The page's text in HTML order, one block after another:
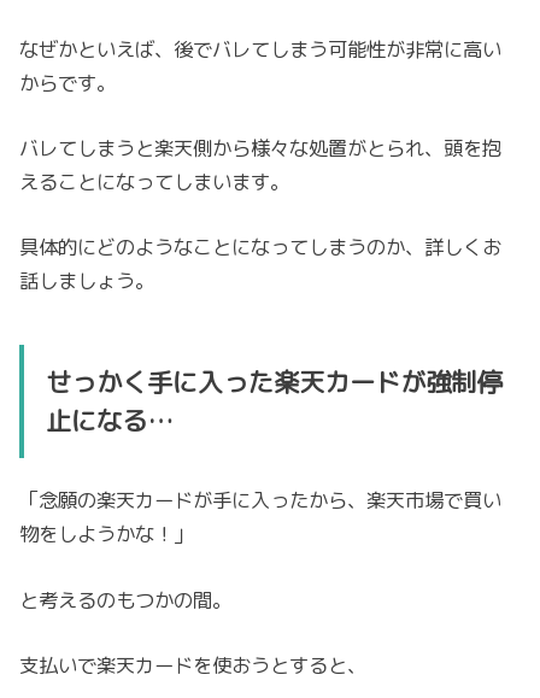
なぜかといえば、後でバレてしまう可能性が非常に高い
からです。
バレてしまうと楽天側から様々な処置がとられ、頭を抱
えることになってしまいます。
具体的にどのようなことになってしまうのか、詳しくお
話しましょう。
せっかく手に入った楽天カードが強制停
止になる…
「念願の楽天カードが手に入ったから、楽天市場で買い
物をしようかな！」
と考えるのもつかの間。
支払いで楽天カードを使おうとすると、